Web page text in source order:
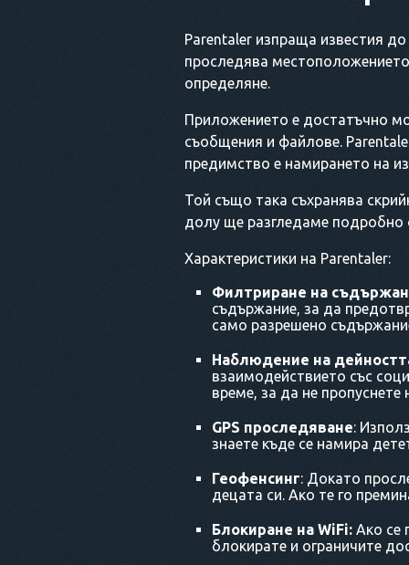
Parentaler изпраща известия
проследява
определяне.
Приложението е достатъчно
съобщения и файлове.
предимство е намирането на
Той също така съхранява
долу ще разгледаме подробно
Характеристики на Parentaler:
Филтриране на
съдържание, за да
само разрешено
Наблюдение на
взаимодействието със
време, за да не пропуснете
GPS проследяване:
знаете къде се намира
Геофенсинг: Докато
децата си. Ако те го
Блокиране на WiFi: Ако се
блокирате и ограничите